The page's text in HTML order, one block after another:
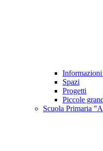
Spazi
Progetti
Piccole
Scuola Primaria